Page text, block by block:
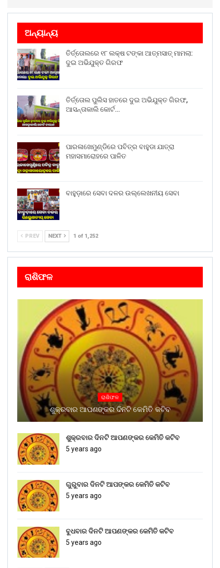
ଅନ୍ୟାନ୍ୟ
ତିର୍ତ୍ତୋଲରେ ୧୮ ଲକ୍ଷ ଟଙ୍କା ଆତ୍ମସାତ୍ ମାମଲା:
ଦୁଇ ଅଭିଯୁକ୍ତ ଗିରଫ
ତିର୍ତ୍ତୋଲ ପୁଲିସ ହାତରେ ଦୁଇ ଅଭିଯୁକ୍ତ ଗିରଫ,
ଆସନ୍ତାକାଲି କୋର୍ଟ…
ପାରଳାଖେମୁଣ୍ଡିରେ ପବିତ୍ର ବାହୁଡା ଯାତ୍ରା
ମହାସମାରୋହରେ ପାଳିତ
ବାହୁଡ଼ାରେ ସେବା ଦଳର ଉଲ୍ଲେଖନୀୟ ସେବା
PREV NEXT 1 of 1,252
ରାଶିଫଳ
ରାଶିଫଳ
ଶୁକ୍ରବାର ଆପଣଙ୍କର ଦିନଟି କେମିତି କଟିବ
ଶୁକ୍ରବାର ଦିନଟି ଆପଣଙ୍କର କେମିତି କଟିବ
5 years ago
ଗୁରୁବାର ଦିନଟି ଆପଙ୍କର କେମିତି କଟିବ
5 years ago
ବୁଧବାର ଦିନଟି ଆପଣଙ୍କର କେମିତି କଟିବ
5 years ago